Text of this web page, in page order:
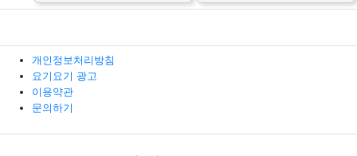
개인정보처리방침
요기요기 광고
이용약관
문의하기